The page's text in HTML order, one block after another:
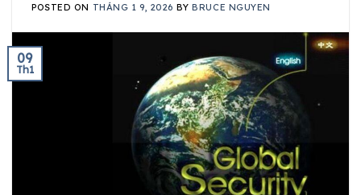
POSTED ON THÁNG 1 9, 2026 BYBRUCE NGUYEN
09
Th1